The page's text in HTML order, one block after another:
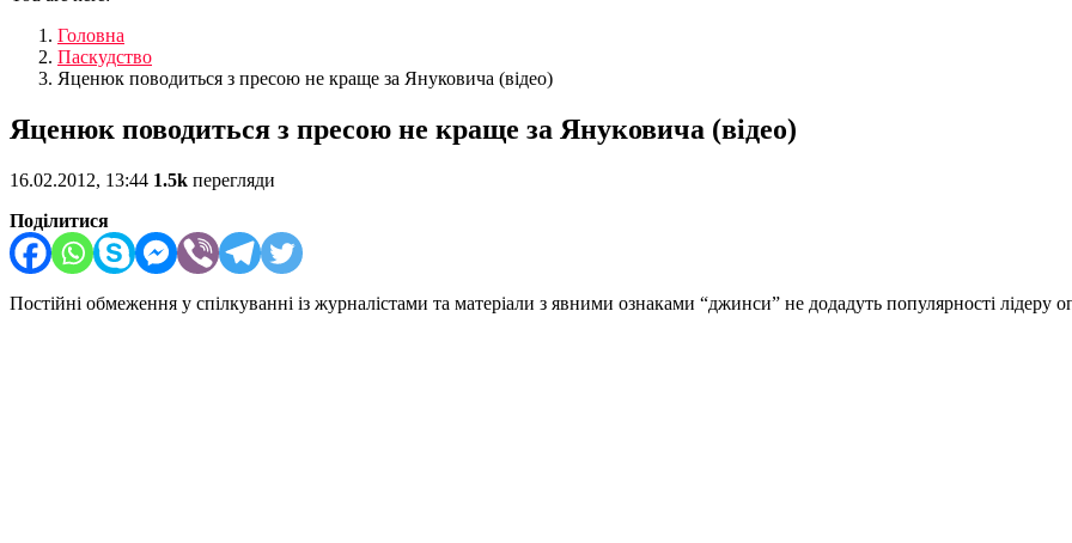
Головна
Паскудство
Яценюк поводиться з пресою не краще за Януковича (відео)
Яценюк поводиться з пресою не краще за Януковича (відео)
16.02.2012, 13:44 1.5k перегляди
Поділитися
Постійні обмеження у спілкуванні із журналістами та матеріали з явними ознаками “джинси” не додадуть популярності лідеру